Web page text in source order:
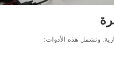
وتشمل هذه الأدوات: